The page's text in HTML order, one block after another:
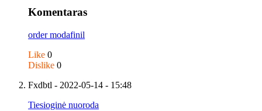
Komentaras
order modafinil
Like 0
Dislike 0
Fxdbtl - 2022-05-14 - 15:48
Tiesioginė nuoroda